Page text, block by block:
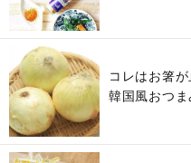
コレはお箸
韓国風おつ